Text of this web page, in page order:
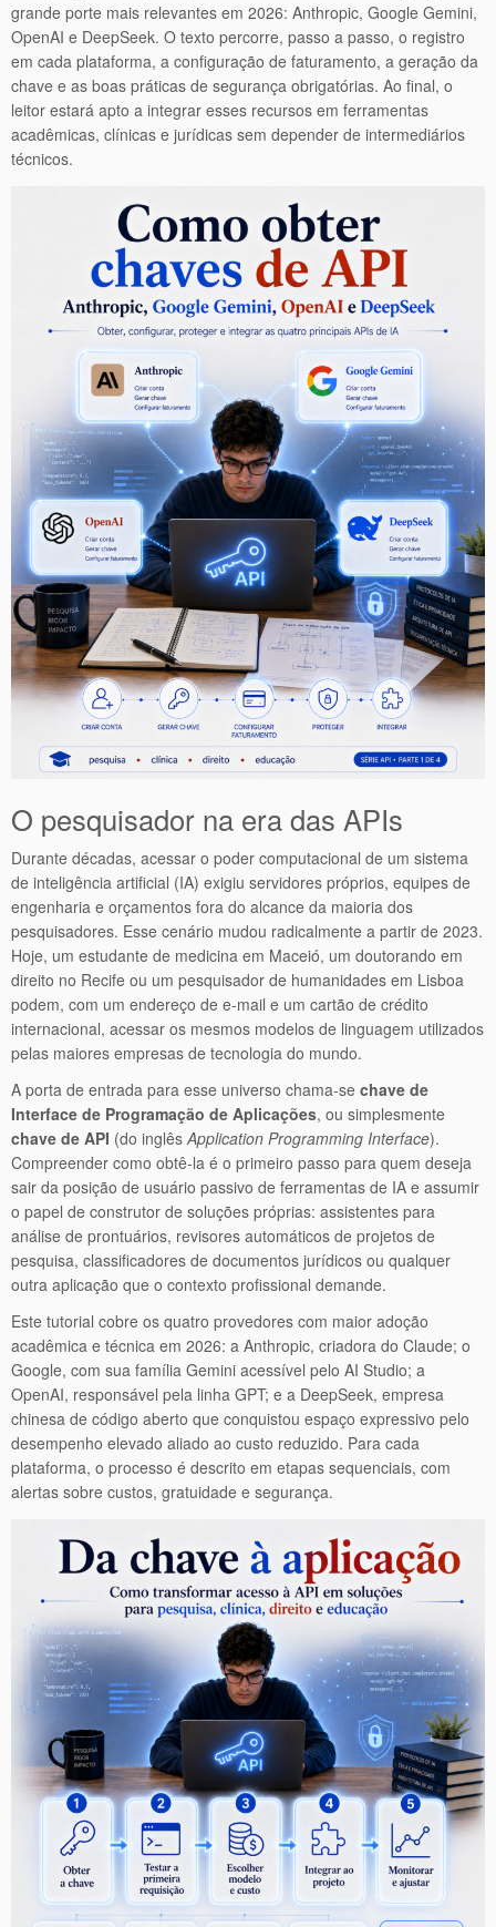
grande porte mais relevantes em 2026: Anthropic, Google Gemini,
OpenAI e DeepSeek. O texto percorre, passo a passo, o registro
em cada plataforma, a configuração de faturamento, a geração da
chave e as boas práticas de segurança obrigatórias. Ao final, o
leitor estará apto a integrar esses recursos em ferramentas
acadêmicas, clínicas e jurídicas sem depender de intermediários
técnicos.
O pesquisador na era das APIs
Durante décadas, acessar o poder computacional de um sistema
de inteligência artificial (IA) exigiu servidores próprios, equipes de
engenharia e orçamentos fora do alcance da maioria dos
pesquisadores. Esse cenário mudou radicalmente a partir de 2023.
Hoje, um estudante de medicina em Maceió, um doutorando em
direito no Recife ou um pesquisador de humanidades em Lisboa
podem, com um endereço de e-mail e um cartão de crédito
internacional, acessar os mesmos modelos de linguagem utilizados
pelas maiores empresas de tecnologia do mundo.
A porta de entrada para esse universo chama-se chave de
Interface de Programação de Aplicações, ou simplesmente
chave de API (do inglêsApplication Programming Interface).
Compreender como obtê-la é o primeiro passo para quem deseja
sair da posição de usuário passivo de ferramentas de IA e assumir
o papel de construtor de soluções próprias: assistentes para
análise de prontuários, revisores automáticos de projetos de
pesquisa, classificadores de documentos jurídicos ou qualquer
outra aplicação que o contexto profissional demande.
Este tutorial cobre os quatro provedores com maior adoção
acadêmica e técnica em 2026: a Anthropic, criadora do Claude; o
Google, com sua família Gemini acessível pelo AI Studio; a
OpenAI, responsável pela linha GPT; e a DeepSeek, empresa
chinesa de código aberto que conquistou espaço expressivo pelo
desempenho elevado aliado ao custo reduzido. Para cada
plataforma, o processo é descrito em etapas sequenciais, com
alertas sobre custos, gratuidade e segurança.